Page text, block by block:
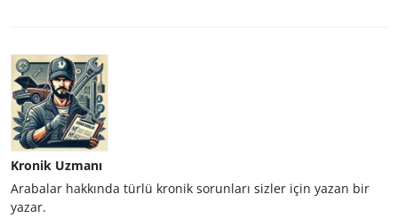
Kronik Uzmanı
Arabalar hakkında türlü kronik sorunları sizler için yazan bir
yazar.